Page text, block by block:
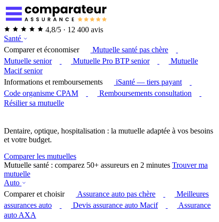
4,8/5 · 12 400 avis
Santé
Comparer et économiser
Mutuelle santé pas chère
Mutuelle senior
Mutuelle Pro BTP senior
Mutuelle
Macif senior
Informations et remboursements
iSanté — tiers payant
Code organisme CPAM
Remboursements consultation
Résilier sa mutuelle
Dentaire, optique, hospitalisation : la mutuelle adaptée à vos besoins
et votre budget.
Comparer les mutuelles
Mutuelle santé : comparez 50+ assureurs en 2 minutes Trouver ma
mutuelle
Auto
Comparer et choisir
Assurance auto pas chère
Meilleures
assurances auto
Devis assurance auto Macif
Assurance
auto AXA